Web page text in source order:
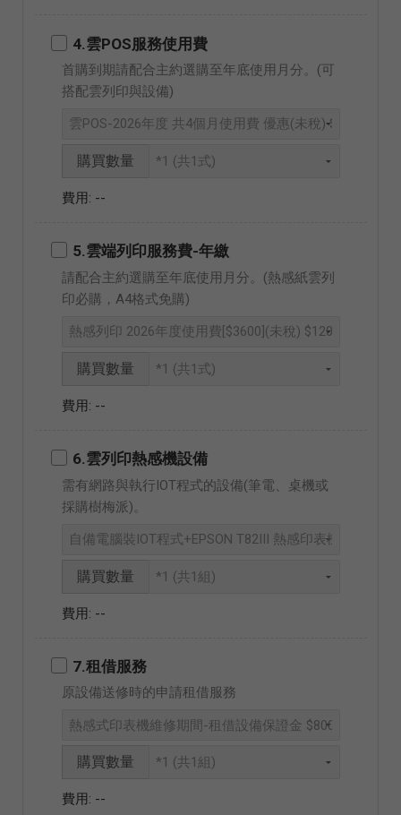
4.雲POS服務使用費
首購到期請配合主約選購至年底使用月分。(可
搭配雲列印與設備)
購買數量
--
5.雲端列印服務費-年繳
請配合主約選購至年底使用月分。(熱感紙雲列
印必購，A4格式免購)
購買數量
--
6.雲列印熱感機設備
需有網路與執行IOT程式的設備(筆電、桌機或
採購樹梅派)。
購買數量
--
7.租借服務
原設備送修時的申請租借服務
購買數量
--